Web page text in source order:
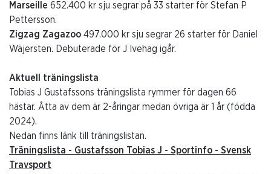
Marseille 652.400 kr sju segrar på 33 starter för Stefan P
Pettersson.
Zigzag Zagazoo 497.000 kr sju segrar 26 starter för Daniel
Wäjersten. Debuterade för J Ivehag igår.
Aktuell träningslista
Tobias J Gustafssons träningslista rymmer för dagen 66
hästar. Åtta av dem är 2-åringar medan övriga är 1 år (födda
2024).
Nedan finns länk till träningslistan.
Träningslista - Gustafsson Tobias J - Sportinfo - Svensk
Travsport